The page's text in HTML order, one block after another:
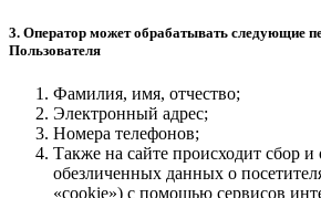
3. Оператор может обрабатывать следующие
Пользователя
Фамилия, имя, отчество;
Электронный адрес;
Номера телефонов;
Также на сайте происходит сбор и
обезличенных данных о
«cookie») с помощью сервисов